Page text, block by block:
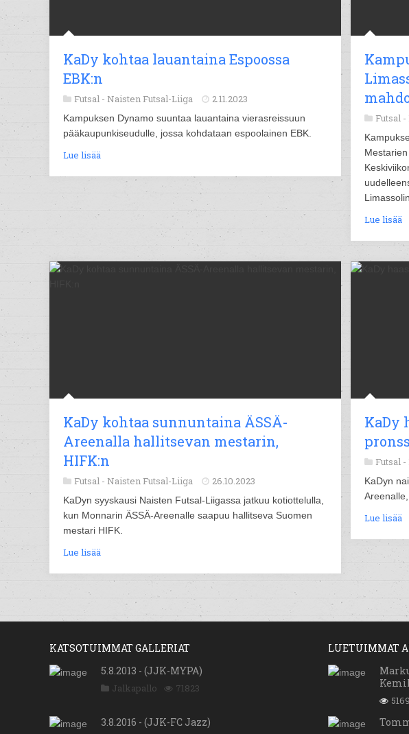
KaDy kohtaa lauantaina Espoossa
EBK:n
Futsal - Naisten Futsal-Liiga 2.11.2023
Kampuksen Dynamo suuntaa lauantaina vierasreissuun
pääkaupunkiseudulle, jossa kohdataan espoolainen EBK.
Lue lisää
Futsal -
Lue lisää
KaDy kohtaa sunnuntaina ÄSSÄ-
Areenalla hallitsevan mestarin,
HIFK:n
Futsal - Naisten Futsal-Liiga 26.10.2023
KaDyn syyskausi Naisten Futsal-Liigassa jatkuu kotiottelulla,
kun Monnarin ÄSSÄ-Areenalle saapuu hallitseva Suomen
mestari HIFK.
Lue lisää
KaDy
Futsal -
KaDyn
Lue lisää
KATSOTUIMMAT GALLERIAT
5.8.2013 - (JJK-MYPA)
Jalkapallo 71823
3.8.2016 - (JJK-FC Jazz)
LUETUIMMAT